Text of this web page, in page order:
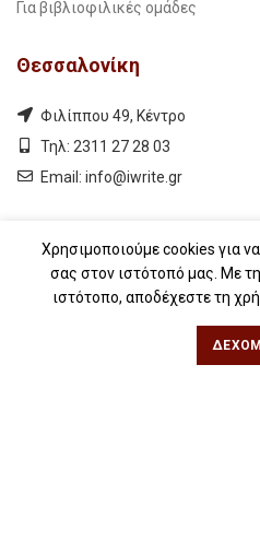
Για βιβλιοφιλικές ομάδες
Θεσσαλονίκη
Φιλίππου 49, Κέντρο
Τηλ: 2311 27 28 03
Εmail: info@iwrite.gr
Αθήνα
Κωλέττη 15 & Εμ. Μπενάκη,
Χρησιμοποιούμε cookies για
σας στον ιστότοπό μας. Με
ιστότοπο, αποδέχεστε τη